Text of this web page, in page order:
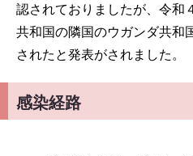
認されておりましたが、令和
共和国の隣国のウガンダ共和
されたと発表がされました。
感染経路